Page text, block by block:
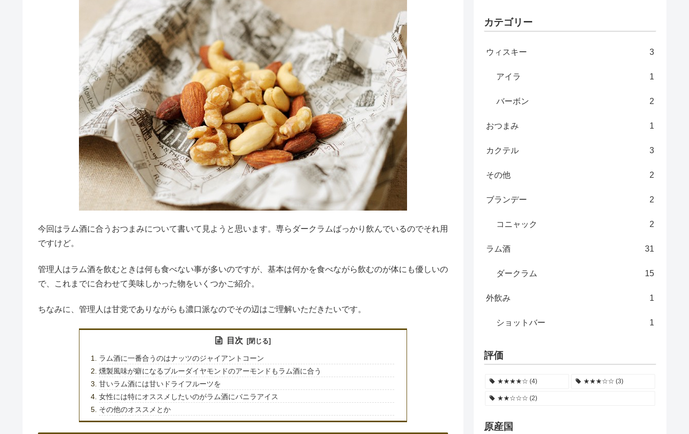
今回はラム酒に合うおつまみについて書いて見ようと思います。専らダークラムばっかり飲んでいるのでそれ用
ですけど。
管理人はラム酒を飲むときは何も食べない事が多いのですが、基本は何かを食べながら飲むのが体にも優しいの
で、これまでに合わせて美味しかった物をいくつかご紹介。
ちなみに、管理人は甘党でありながらも濃口派なのでその辺はご理解いただきたいです。
目次
ラム酒に一番合うのはナッツのジャイアントコーン
燻製風味が癖になるブルーダイヤモンドのアーモンドもラム酒に合う
甘いラム酒には甘いドライフルーツを
女性には特にオススメしたいのがラム酒にバニラアイス
その他のオススメとか
カテゴリー
ウィスキー 3
アイラ 1
バーボン 2
おつまみ 1
カクテル 3
その他 2
ブランデー 2
コニャック 2
ラム酒 31
ダークラム 15
外飲み 1
ショットバー 1
評価
★★★★☆ (4) ★★★☆☆ (3)
★★☆☆☆ (2)
原産国